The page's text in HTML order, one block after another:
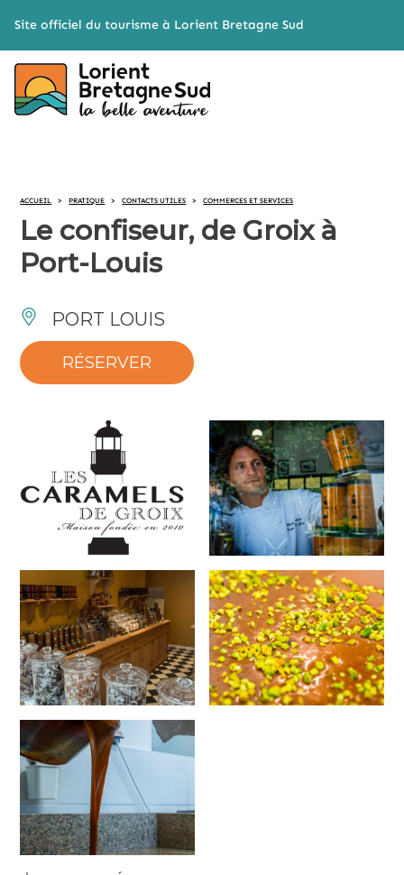
Site officiel du tourisme à Lorient Bretagne Sud
ACCUEIL > PRATIQUE > CONTACTS UTILES > COMMERCES ET SERVICES
Le confiseur, de Groix à
Port-Louis
PORT LOUIS
RÉSERVER